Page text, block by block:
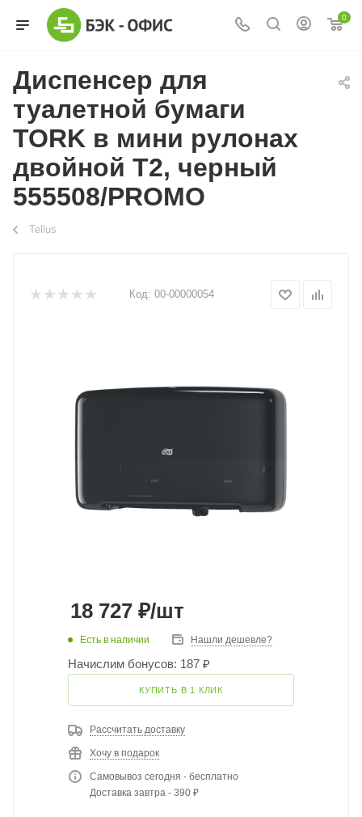
0
Диспенсер для
туалетной бумаги
TORK в мини рулонах
двойной Т2, черный
555508/PROMO
Tellus
Код: 00-00000054
18 727 ₽/шт
Есть в наличии Нашли дешевле?
Начислим бонусов: 187 ₽
КУПИТЬ В 1 КЛИК
Рассчитать доставку
Хочу в подарок
Самовывоз сегодня - бесплатно
Доставка завтра - 390 ₽